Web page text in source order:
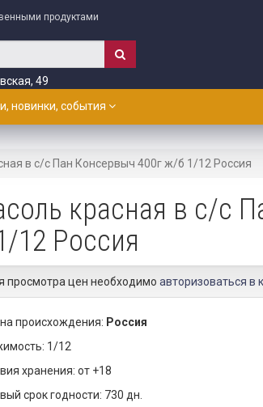
продуктами
49
новинки, события
в с/с Пан Консервыч 400г ж/б 1/12 Россия
красная в с/с
12 Россия
просмотра цен необходимо авторизоваться в
происхождения: Россия
1/12
хранения: от +18
срок годности: 730 дн.